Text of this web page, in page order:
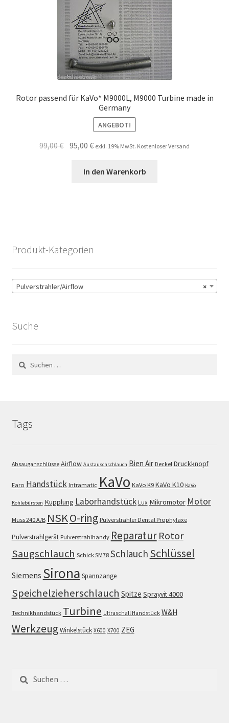
Rotor passend für KaVo* M9000L, M9000 Turbine made in
Germany
ANGEBOT!
99,00€ Ursprünglicher
95,00€Aktueller
ist:
exkl. 19% MwSt. Kostenloser Versand
In den Warenkorb
Produkt-Kategorien
×
Pulverstrahler/Airflow
Suche
Suchen
nach:
Tags
Absauganschlüsse Airflow Austauschschlauch Bien Air Deckel Druckknopf
Faro Handstück Intramatic KaVo KaVo K9 KaVo K10 KaVo
Kohlebürsten Kupplung Laborhandstück Lux Mikromotor Motor
Muss 240 A/B NSKO-ring Pulverstrahler Dental Prophylaxe
Pulverstrahlgerät Pulverstrahlhandy Reparatur Rotor
Saugschlauch Schick SM78 Schlauch Schlüssel
Siemens Sirona Spannzange
Speichelzieherschlauch Spitze Sprayvit 4000
Technikhandstück Turbine Ultraschall Handstück W&H
WerkzeugWinkelstück X600 X700 ZEG
nach: